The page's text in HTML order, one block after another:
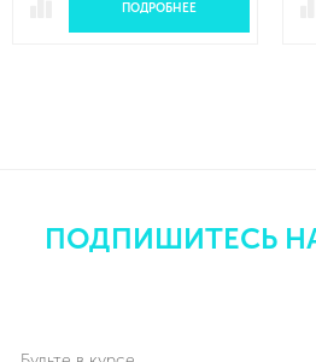
ПОДРОБНЕЕ
ПОДПИШИТЕСЬ